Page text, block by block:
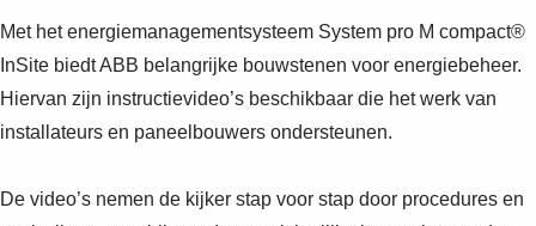
Met het energiemanagementsysteem System pro M compact®
InSite biedt ABB belangrijke bouwstenen voor energiebeheer.
Hiervan zijn instructievideo’s beschikbaar die het werk van
installateurs en paneelbouwers ondersteunen.
De video’s nemen de kijker stap voor stap door procedures en